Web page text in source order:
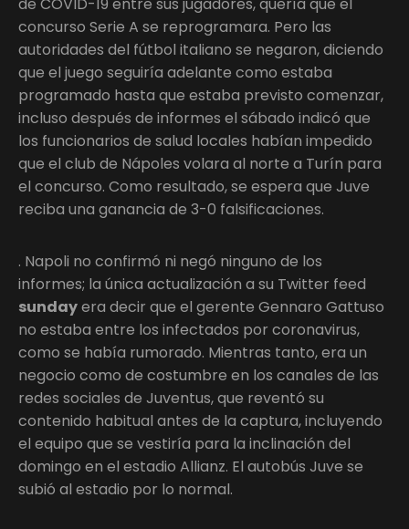
concurso Serie A se reprogramara. Pero las
autoridades del fútbol italiano se negaron, diciendo
que el juego seguiría adelante como estaba
programado hasta que estaba previsto comenzar,
incluso después de informes el sábado indicó que
los funcionarios de salud locales habían impedido
que el club de Nápoles volara al norte a Turín para
el concurso. Como resultado, se espera que Juve
reciba una ganancia de 3-0 falsificaciones.
. Napoli no confirmó ni negó ninguno de los
informes; la única actualización a su Twitter feed
sundayera decir que el gerente Gennaro Gattuso
no estaba entre los infectados por coronavirus,
como se había rumorado. Mientras tanto, era un
negocio como de costumbre en los canales de las
redes sociales de Juventus, que reventó su
contenido habitual antes de la captura, incluyendo
el equipo que se vestiría para la inclinación del
domingo en el estadio Allianz. El autobús Juve se
subió al estadio por lo normal.